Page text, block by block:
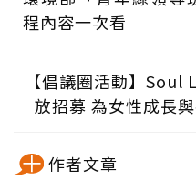
程內容一次看
【倡議圈活動】Soul
放招募 為女性成長
作者文章